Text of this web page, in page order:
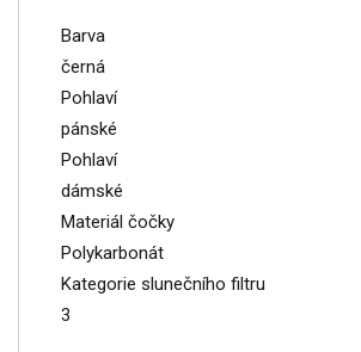
Barva
černá
Pohlaví
pánské
Pohlaví
dámské
Materiál čočky
Polykarbonát
Kategorie slunečního filtru
3